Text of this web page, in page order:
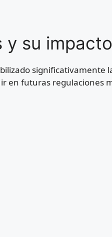
y su
significativamente
en futuras regulaciones